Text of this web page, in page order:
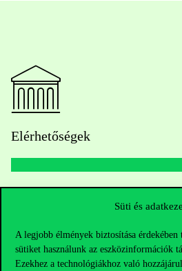
Süti és
A legjobb élmények biztosítása
sütiket használunk az eszközinformációk
Ezekhez a technológiákhoz való
Elérhetőségek
Kérdésed van a felvételivel
Oktatói elérhetőségek